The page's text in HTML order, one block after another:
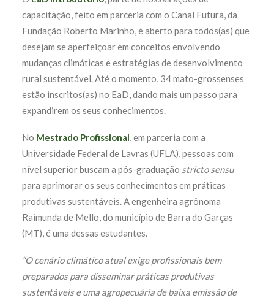
capacitação, feito em parceria com o Canal Futura, da
Fundação Roberto Marinho, é aberto para todos(as) que
desejam se aperfeiçoar em conceitos envolvendo
mudanças climáticas e estratégias de desenvolvimento
rural sustentável. Até o momento, 34 mato-grossenses
estão inscritos(as) no EaD, dando mais um passo para
expandirem os seus conhecimentos.
No Mestrado Profissional, em parceria com a
Universidade Federal de Lavras (UFLA), pessoas com
nível superior buscam a pós-graduação stricto sensu
para aprimorar os seus conhecimentos em práticas
produtivas sustentáveis. A engenheira agrônoma
Raimunda de Mello, do município de Barra do Garças
(MT), é uma dessas estudantes.
“O cenário climático atual exige profissionais bem
preparados para disseminar práticas produtivas
sustentáveis e uma agropecuária de baixa emissão de